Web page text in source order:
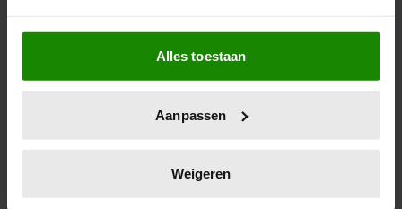
Als u het toestaat, willen we ook graag:
Informatie verzamelen over uw geografische
locatie, die tot een paar meter nauwkeurig kan zijn
scannen op specifieke eigenschappen (fingerprinting)
verwerkt en stel uw voorkeuren in het
Alles toestaan
Aanpassen
Weigeren
Veel gelezen
Weekhoroscoop: deze sterrenbeelden
Madelon: ‘Ik heb spijt dat ik mijn vier